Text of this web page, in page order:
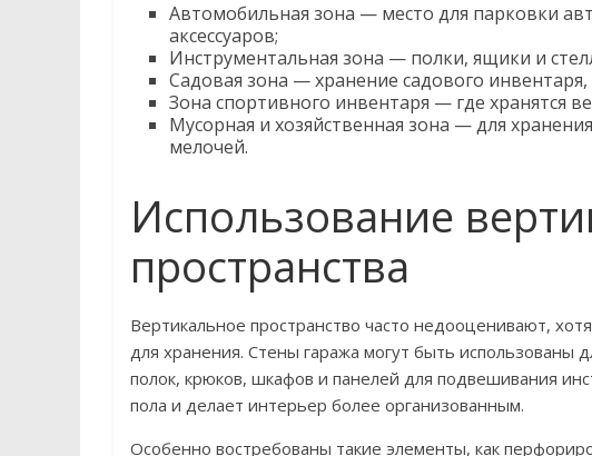
Автомобильная зона — место для парковки
аксессуаров;
Инструментальная зона — полки, ящики и
Садовая зона — хранение садового
Зона спортивного инвентаря — где хранятся
Мусорная и хозяйственная зона — для
мелочей.
Использование
пространства
Вертикальное пространство часто недооценивают,
для хранения. Стены гаража могут быть использованы
полок, крюков, шкафов и панелей для подвешивания
пола и делает интерьер более организованным.
Особенно востребованы такие элементы, как